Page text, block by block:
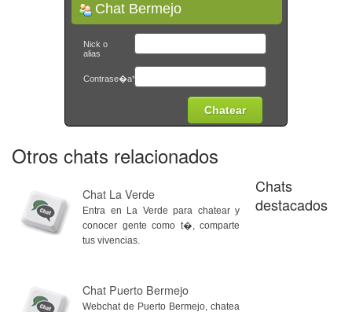
Chat Bermejo
Nick o
alias
Contrase�a*
Otros chats relacionados
Chat La Verde
Entra en La Verde para chatear y
conocer gente como t�, comparte
tus vivencias.
Chat Puerto Bermejo
Webchat de Puerto Bermejo, chatea
Chats
destacados